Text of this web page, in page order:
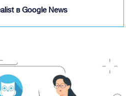
в Google News